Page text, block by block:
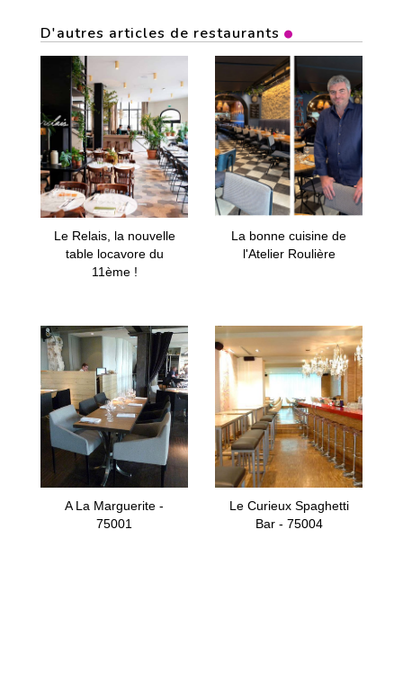
D'autres articles de restaurants
Le Relais, la nouvelle
table locavore du
11ème !
La bonne cuisine de
l'Atelier Roulière
A La Marguerite -
75001
Le Curieux Spaghetti
Bar - 75004